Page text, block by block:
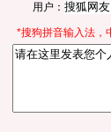
用户：
*搜狗拼音输入法，